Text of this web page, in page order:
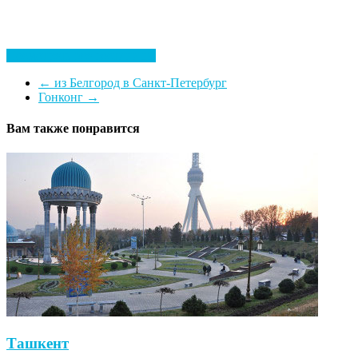
← из Белгород в Санкт-Петербург
Гонконг →
Вам также понравится
Ташкент